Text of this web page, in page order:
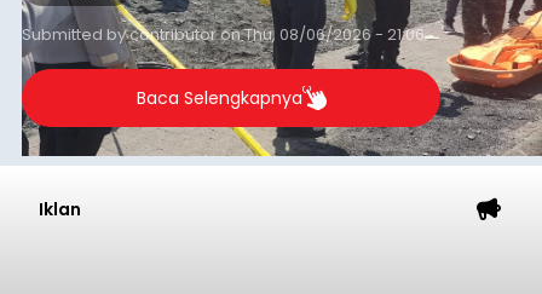
Submitted bycontributoronThu, 08/06/2026 - 21:06
Baca Selengkapnya
Iklan